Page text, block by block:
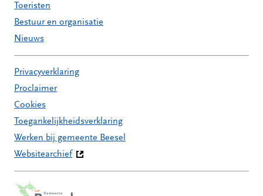
Toeristen
Bestuur en organisatie
Nieuws
Privacyverklaring
Proclaimer
Cookies
Toegankelijkheidsverklaring
Werken bij gemeente Beesel
Websitearchief